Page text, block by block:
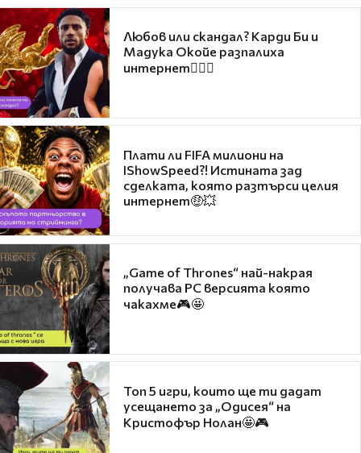
Любов или скандал? Карди Би и
Мадука Окойе разпалиха
интернет❤️‍🔥🔥
Плати ли FIFA милиони на
IShowSpeed?! Истината зад
сделката, която разтърси целия
интернет🤑💥
„Game of Thrones“ най-накрая
получава PC версията която
чакахме🎮🤩
Топ 5 игри, които ще ти дадат
усещането за „Одисея“ на
Кристофър Нолан🤩🎮